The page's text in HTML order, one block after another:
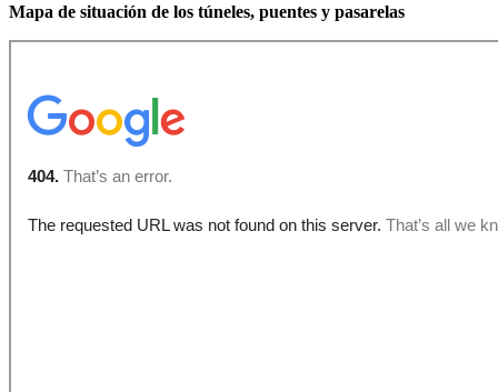
Mapa de situación de los túneles, puentes y pasarelas